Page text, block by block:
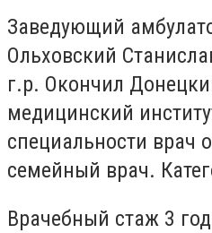
Заведующий
Ольховский
г.р. Окончил
медицинский
специальности врач
семейный врач.
Врачебный стаж 3